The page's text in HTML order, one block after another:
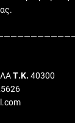
Τ.Κ. 40300